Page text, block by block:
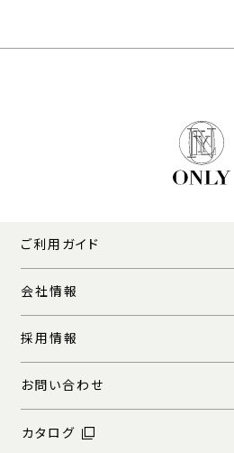
ご利用ガイド
会社情報
採用情報
お問い合わせ
カタログ